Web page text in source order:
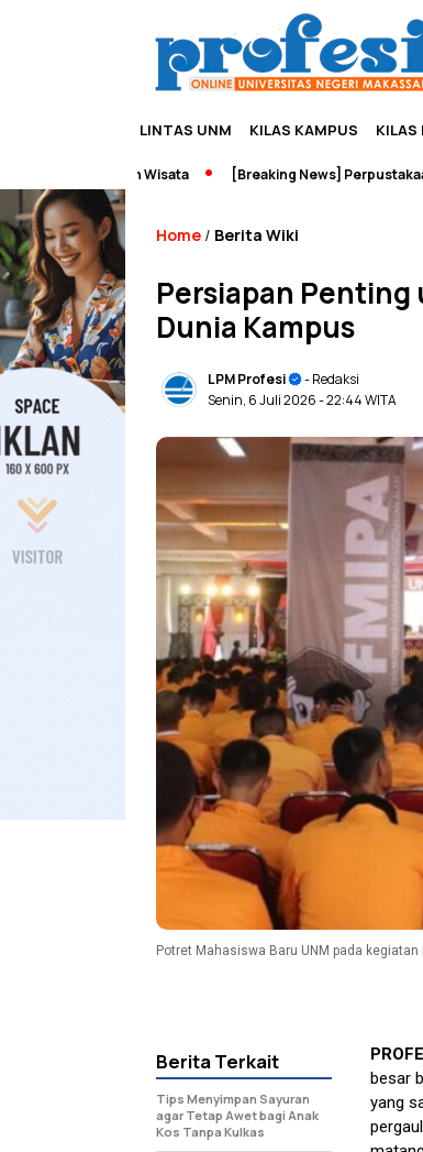
LINTAS UNM KILAS KAMPUS KILAS
[Breaking News] Perpustakaan UNM
Home / Berita Wiki
Persiapan Penting
Dunia Kampus
LPM Profesi
- Redaksi
Senin, 6 Juli 2026- 22:44 WITA
Potret Mahasiswa Baru UNM pada kegiatan
besar
yang
Berita Terkait
Tips Menyimpan Sayuran
agar Tetap Awet bagi Anak
Kos Tanpa Kulkas